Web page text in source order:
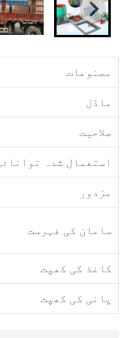
مصنوعات
ماڈل
صلاحیت
استعمال شدہ
مزدور
سامان کی فہرست
کاغذ کی کھپت
پانی کی کھپت